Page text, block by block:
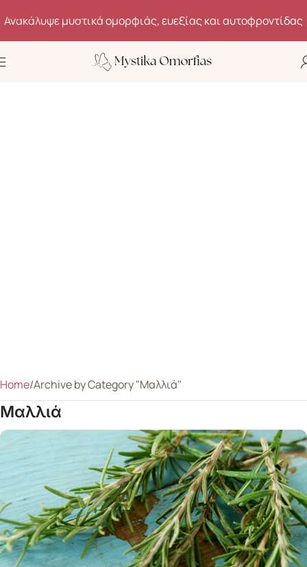
Skip to navigation
Skip to main content
Home Archive by Category "Μαλλιά"
Μαλλιά